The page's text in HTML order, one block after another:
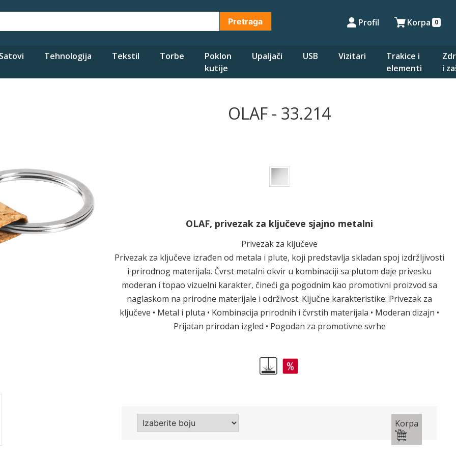
Pretraga Profil Korpa 0
Satovi Tehnologija Tekstil Torbe
Poklon
kutije
Upaljači USB Vizitari
Trakice i
elementi
i
OLAF - 33.214
OLAF, privezak za ključeve sjajno metalni
Privezak za ključeve
Privezak za ključeve izrađen od metala i plute, koji predstavlja skladan spoj izdržljivosti
i prirodnog materijala. Čvrst metalni okvir u kombinaciji sa plutom daje privesku
moderan i topao vizuelni karakter, čineći ga pogodnim kao promotivni proizvod sa
naglaskom na prirodne materijale i održivost. Ključne karakteristike: Privezak za
ključeve • Metal i pluta • Kombinacija prirodnih i čvrstih materijala • Moderan dizajn •
Prijatan prirodan izgled • Pogodan za promotivne svrhe
Korpa